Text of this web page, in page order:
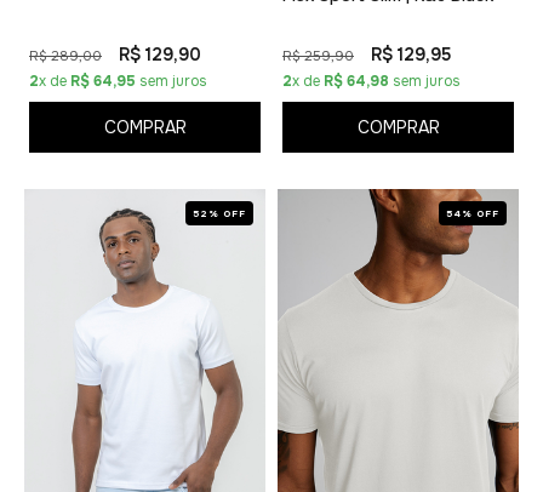
R$ 289,00 R$ 129,90
2x de R$ 64,95 sem juros
COMPRAR
R$ 259,90 R$ 129,95
2x de R$ 64,98 sem juros
COMPRAR
52% OFF 54% OFF